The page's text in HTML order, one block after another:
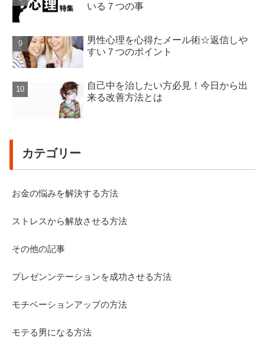
いる７つの事
男性心理を心得たメール術☆返信しや
すい７つのポイント
自己中を治したい方必見！今日から出
来る改善方法とは
カテゴリー
お金の悩みを解決する方法
ストレスから解放させる方法
その他の記事
プレゼンンテーションを成功させる方法
モチベーションアップの方法
モテる男になる方法